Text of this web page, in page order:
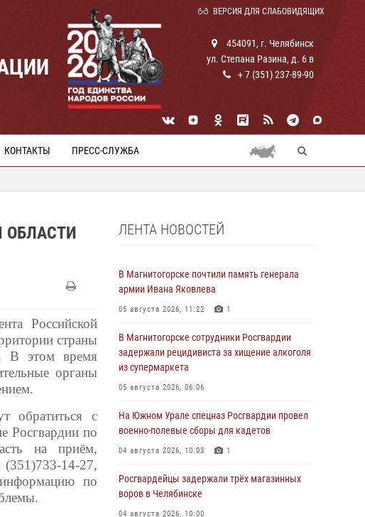
ВЕРСИЯ ДЛЯ СЛАБОВИДЯЩИХ
454091, г. Челябинск
ул. Степана Разина, д. 6 в
+ 7 (351) 237-89-90
КОНТАКТЫ ПРЕСС-СЛУЖБА
ОБЛАСТИ
Российской
страны
В этом время
органы
обратиться с
Росгвардии по
на приём,
(351)733-14-27,
по
ЛЕНТА НОВОСТЕЙ
В Магнитогорске почтили память генерала
армии Ивана Яковлева
05 августа 2026, 11:22 1
В Магнитогорске сотрудники Росгвардии
задержали рецидивиста за хищение алкоголя
из супермаркета
05 августа 2026, 06:06
На Южном Урале спецназ Росгвардии провел
военно-полевые сборы для кадетов
04 августа 2026, 10:03 1
Росгвардейцы задержали трёх магазинных
воров в Челябинске
04 августа 2026, 10:00